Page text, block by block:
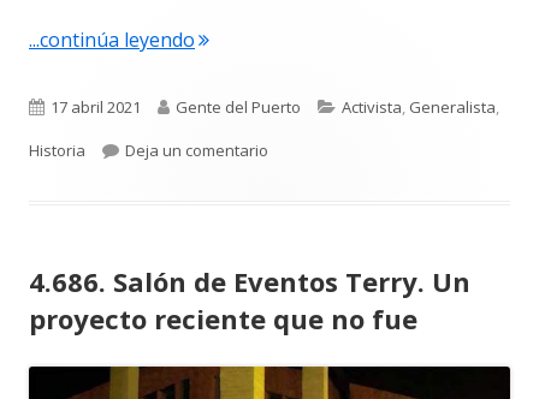
...continúa leyendo"4.687. ‘Jornada de Lucha’ durante
Publicado
el
17 abril 2021 Autor
Gente del Puerto Categorías
Activista, Generalista,
Historia
Deja un comentario
4.686. Salón de Eventos Terry. Un
proyecto reciente que no fue